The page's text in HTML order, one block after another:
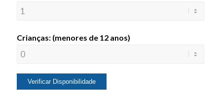
Crianças: (menores de 12 anos)